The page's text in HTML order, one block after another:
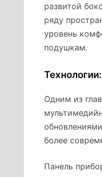
развитой
ряду
уровень
подушкам.
Одним из
более
Панель